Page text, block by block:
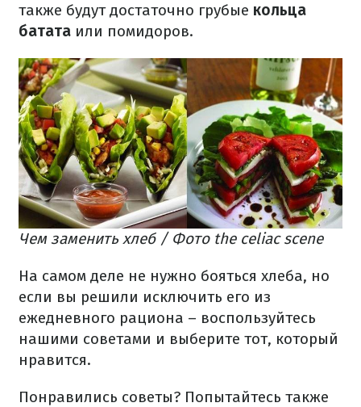
также будут достаточно грубые кольца
батата или помидоров.
Чем заменить хлеб / Фото the celiac scene
На самом деле не нужно бояться хлеба, но
если вы решили исключить его из
ежедневного рациона – воспользуйтесь
нашими советами и выберите тот, который
нравится.
Понравились советы? Попытайтесь также